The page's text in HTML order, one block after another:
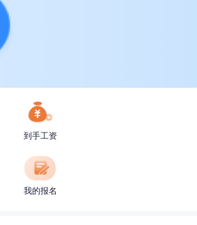
到手工资
我的报名